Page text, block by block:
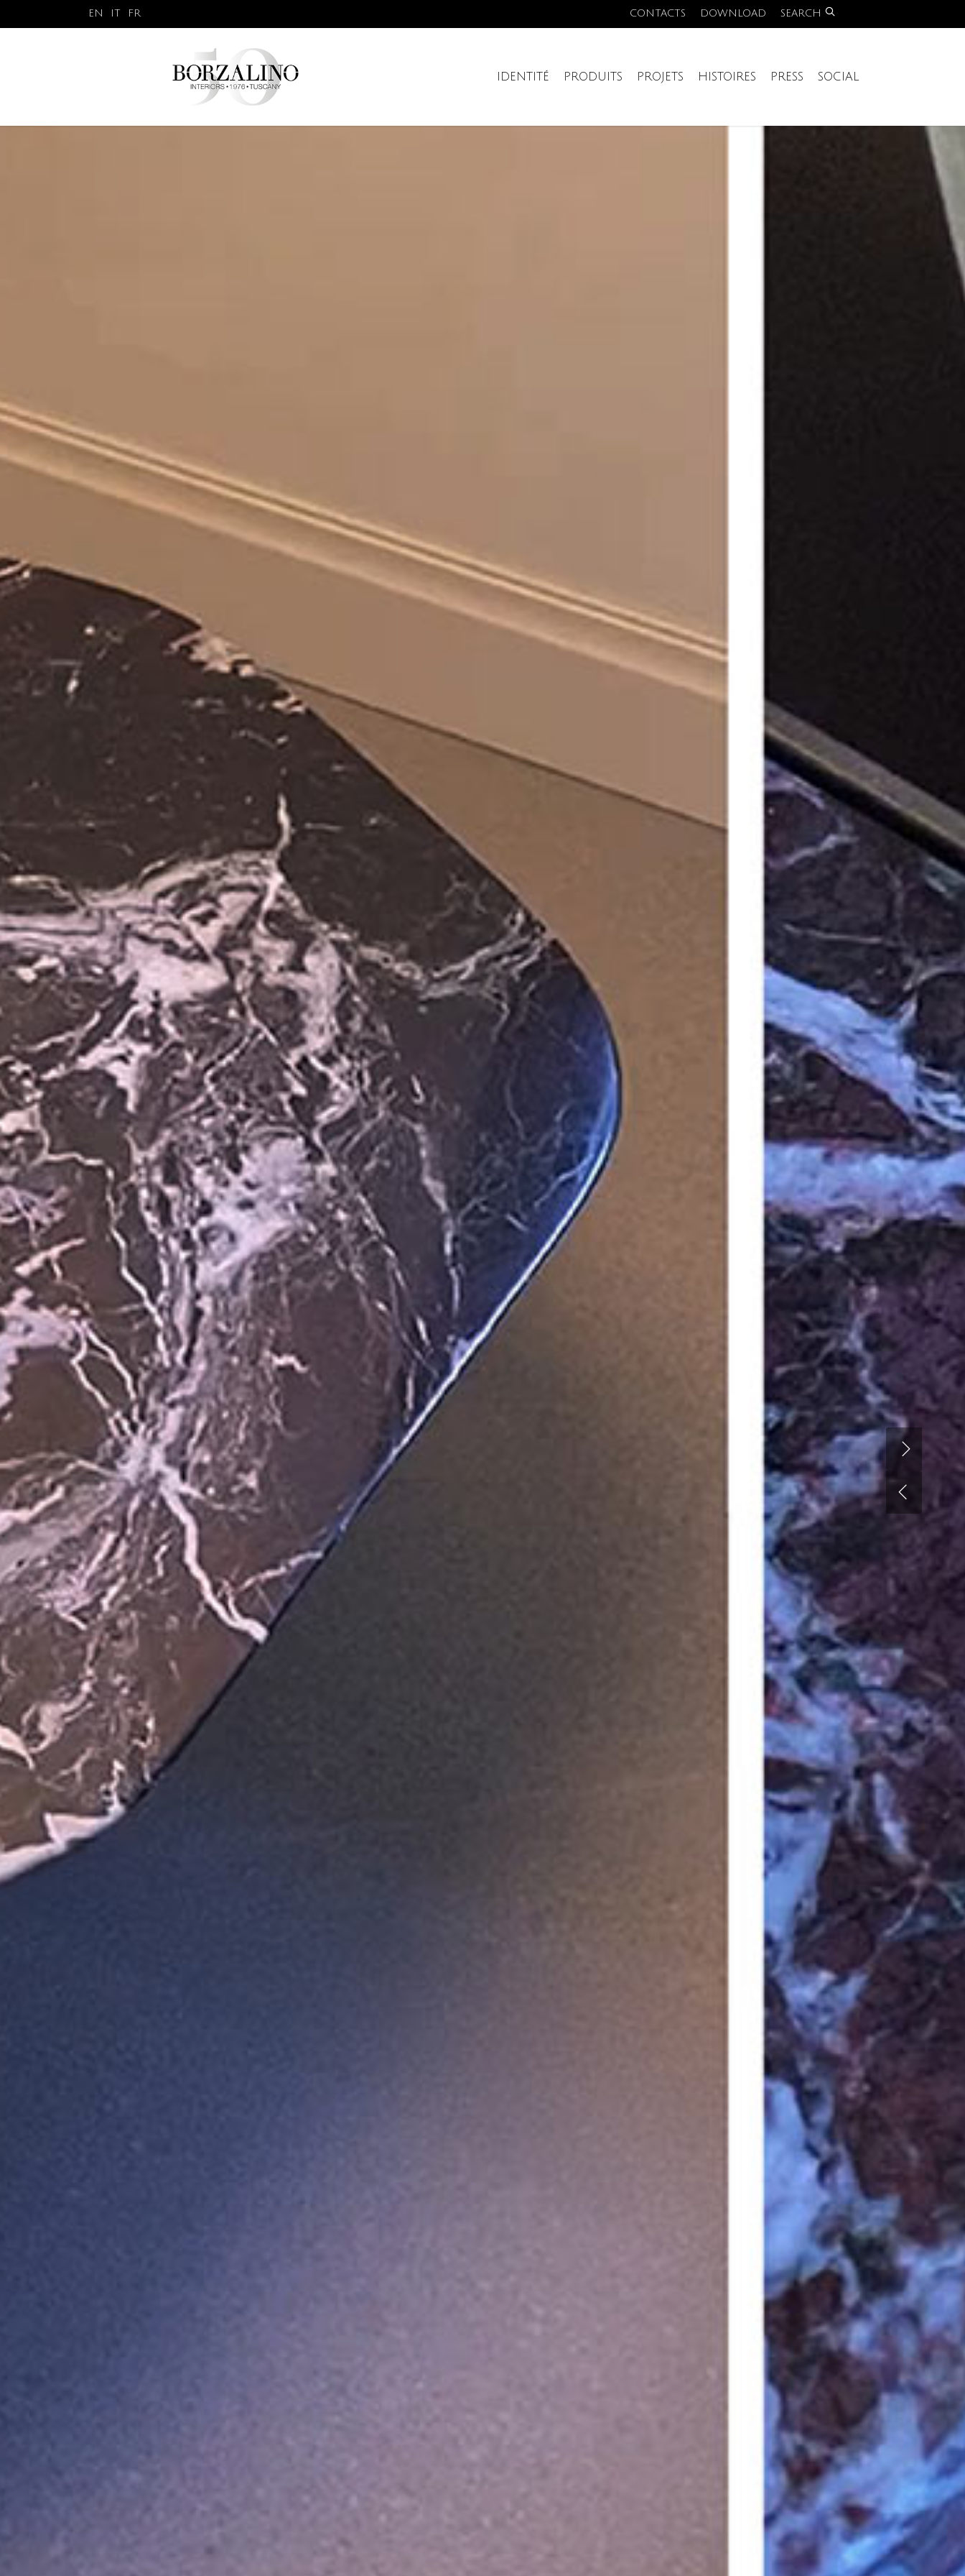
EN IT FR CONTACTS DOWNLOAD SEARCH
IDENTITÉ PRODUITS PROJETS HISTOIRES PRESS SOCIAL